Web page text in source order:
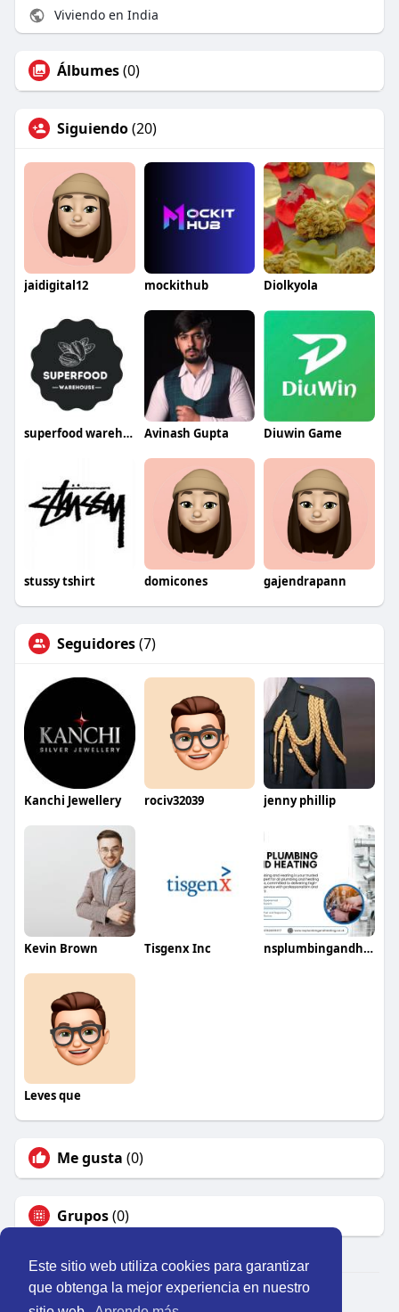
Este sitio web utiliza cookies para garantizar
que obtenga la mejor experiencia en nuestro
Viviendo en India
Álbumes(0)
Siguiendo(20)
jaidigital12 mockithub Diolkyola
superfood warehouse Avinash Gupta Diuwin Game
stussy tshirt domicones gajendrapann
Seguidores(7)
Kanchi Jewellery rociv32039 jenny phillip
Kevin Brown Tisgenx Inc nsplumbingandheating
Leves que
Me gusta (0)
Grupos(0)
© 2026 Perú Activo